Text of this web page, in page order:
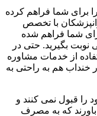
برای شما فراهم کرده
با تخصص
شما فراهم شده
نوبت بگیرید. حتی در
از خدمات مشاوره
خنداب هم به راحتی به
را قبول نمی کنند و
باورند که به مصرف